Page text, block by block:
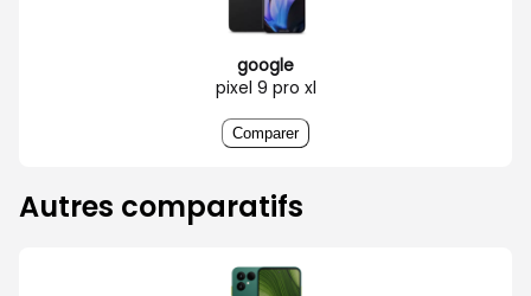
google
pixel 9 pro xl
Comparer
Autres comparatifs